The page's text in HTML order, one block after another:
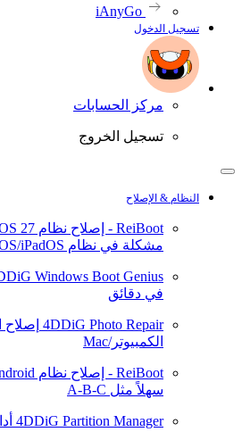
iAnyGo
تسجيل الدخول
مركز الحسابات
تسجيل الخروج
النظام & الإصلاح
ReiBoot - إصلاح نظام iOS 27
مشكلة في نظام iOS/iPadOS
Windows Boot Genius
في دقائق
4DDiG Photo Repair إصلاح
الكمبيوتر/Mac
ReiBoot - إصلاح نظام Android
سهلاً مثل A-B-C
4DDiG Partition Manager